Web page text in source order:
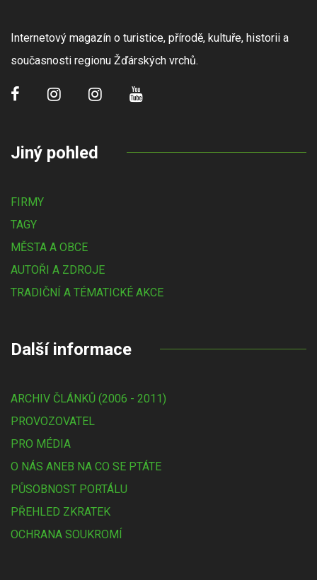
Internetový magazín o turistice, přírodě, kultuře, historii a
současnosti regionu Žďárských vrchů.
Jiný pohled
FIRMY
TAGY
MĚSTA A OBCE
AUTOŘI A ZDROJE
TRADIČNÍ A TÉMATICKÉ AKCE
Další informace
ARCHIV ČLÁNKŮ (2006 - 2011)
PROVOZOVATEL
PRO MÉDIA
O NÁS ANEB NA CO SE PTÁTE
PŮSOBNOST PORTÁLU
PŘEHLED ZKRATEK
OCHRANA SOUKROMÍ